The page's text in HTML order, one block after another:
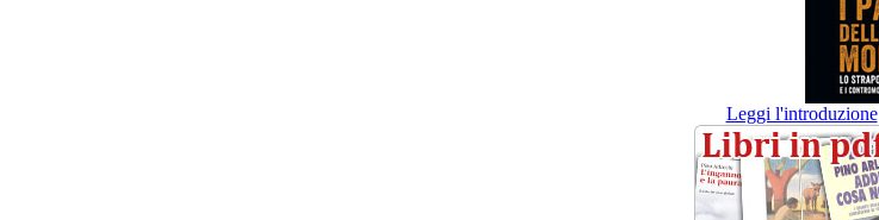
Leggi l'introduzione